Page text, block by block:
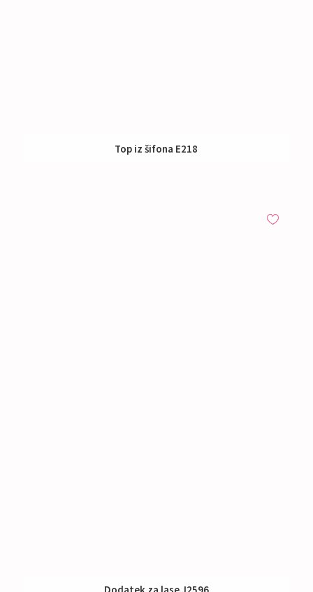
Top iz šifona E218
Dodatek za lase J2596